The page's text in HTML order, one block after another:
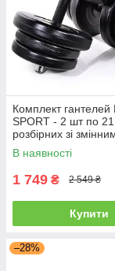
Комплект гантелей
SPORT - 2 шт по 21
розбірних зі
дисками
В наявності
1 749 ₴ 2 549 ₴
Купити
–28%